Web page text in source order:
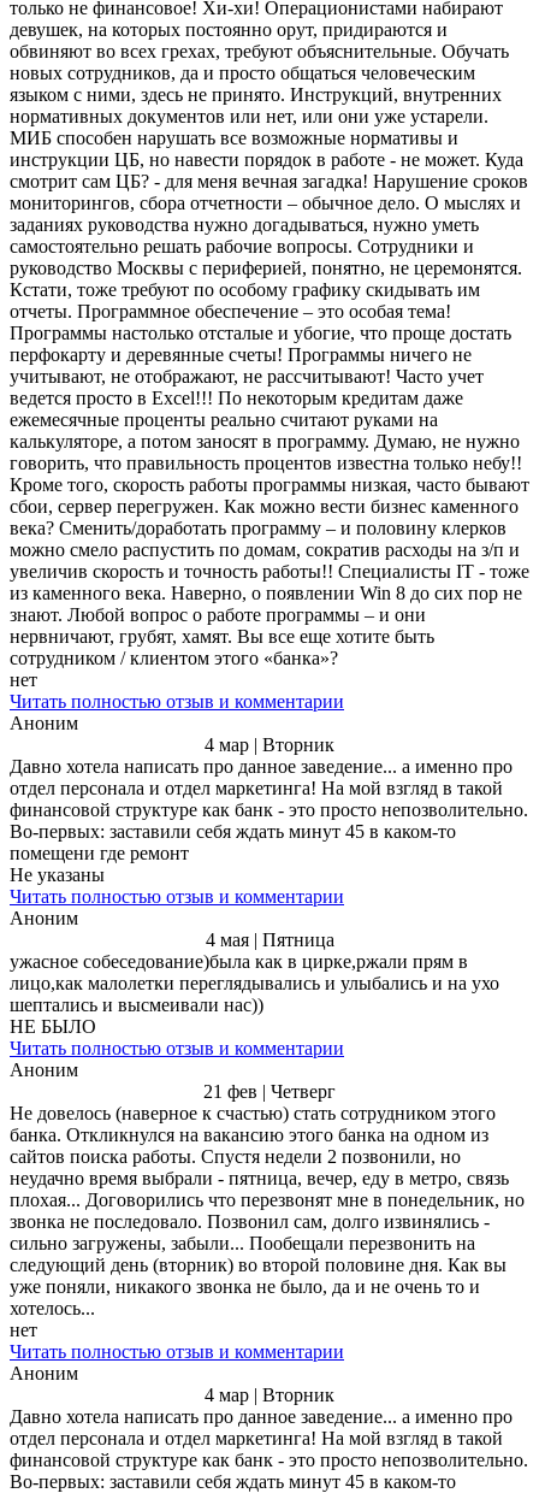
только не финансовое! Хи-хи! Операционистами набирают
девушек, на которых постоянно орут, придираются и
обвиняют во всех грехах, требуют объяснительные. Обучать
новых сотрудников, да и просто общаться человеческим
языком с ними, здесь не принято. Инструкций, внутренних
нормативных документов или нет, или они уже устарели.
МИБ способен нарушать все возможные нормативы и
инструкции ЦБ, но навести порядок в работе - не может. Куда
смотрит сам ЦБ? - для меня вечная загадка! Нарушение сроков
мониторингов, сбора отчетности – обычное дело. О мыслях и
заданиях руководства нужно догадываться, нужно уметь
самостоятельно решать рабочие вопросы. Сотрудники и
руководство Москвы с периферией, понятно, не церемонятся.
Кстати, тоже требуют по особому графику скидывать им
отчеты. Программное обеспечение – это особая тема!
Программы настолько отсталые и убогие, что проще достать
перфокарту и деревянные счеты! Программы ничего не
учитывают, не отображают, не рассчитывают! Часто учет
ведется просто в Excel!!! По некоторым кредитам даже
ежемесячные проценты реально считают руками на
калькуляторе, а потом заносят в программу. Думаю, не нужно
говорить, что правильность процентов известна только небу!!
Кроме того, скорость работы программы низкая, часто бывают
сбои, сервер перегружен. Как можно вести бизнес каменного
века? Сменить/доработать программу – и половину клерков
можно смело распустить по домам, сократив расходы на з/п и
увеличив скорость и точность работы!! Специалисты IT - тоже
из каменного века. Наверно, о появлении Win 8 до сих пор не
знают. Любой вопрос о работе программы – и они
нервничают, грубят, хамят. Вы все еще хотите быть
сотрудником / клиентом этого «банка»?
нет
Читать полностью отзыв и комментарии
Аноним
4 мар | Вторник
Давно хотела написать про данное заведение... а именно про
отдел персонала и отдел маркетинга! На мой взгляд в такой
финансовой структуре как банк - это просто непозволительно.
Во-первых: заставили себя ждать минут 45 в каком-то
помещени где ремонт
Не указаны
Читать полностью отзыв и комментарии
Аноним
4 мая | Пятница
ужасное собеседование)была как в цирке,ржали прям в
лицо,как малолетки переглядывались и улыбались и на ухо
шептались и высмеивали нас))
НЕ БЫЛО
Читать полностью отзыв и комментарии
Аноним
21 фев | Четверг
Не довелось (наверное к счастью) стать сотрудником этого
банка. Откликнулся на вакансию этого банка на одном из
сайтов поиска работы. Спустя недели 2 позвонили, но
неудачно время выбрали - пятница, вечер, еду в метро, связь
плохая... Договорились что перезвонят мне в понедельник, но
звонка не последовало. Позвонил сам, долго извинялись -
сильно загружены, забыли... Пообещали перезвонить на
следующий день (вторник) во второй половине дня. Как вы
уже поняли, никакого звонка не было, да и не очень то и
хотелось...
нет
Читать полностью отзыв и комментарии
Аноним
4 мар | Вторник
Давно хотела написать про данное заведение... а именно про
отдел персонала и отдел маркетинга! На мой взгляд в такой
финансовой структуре как банк - это просто непозволительно.
Во-первых: заставили себя ждать минут 45 в каком-то